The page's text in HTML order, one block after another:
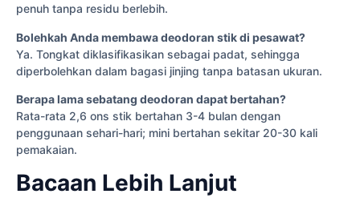
penuh tanpa residu berlebih.
Bolehkah Anda membawa deodoran stik di pesawat?
Ya. Tongkat diklasifikasikan sebagai padat, sehingga
diperbolehkan dalam bagasi jinjing tanpa batasan ukuran.
Berapa lama sebatang deodoran dapat bertahan?
Rata-rata 2,6 ons stik bertahan 3-4 bulan dengan
penggunaan sehari-hari; mini bertahan sekitar 20-30 kali
pemakaian.
Bacaan Lebih Lanjut